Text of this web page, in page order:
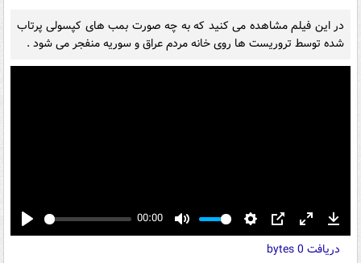
در این فیلم مشاهده می کنید که به چه صورت بمب های کپسولی پرتاب
شده توسط تروریست ها روی خانه مردم عراق و سوریه منفجر می شود .
Play
00:00
Mute Settings
PIP Enter
fullscreen
دریافت 0 bytes